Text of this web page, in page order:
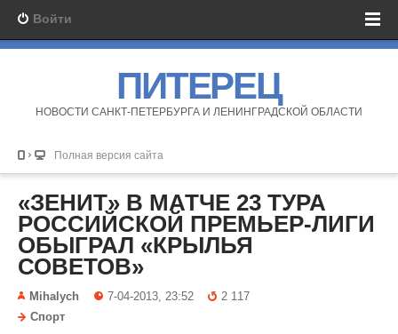
Войти
ПИТЕРЕЦ
НОВОСТИ САНКТ-ПЕТЕРБУРГА И ЛЕНИНГРАДСКОЙ ОБЛАСТИ
Полная версия сайта
«ЗЕНИТ» В МАТЧЕ 23 ТУРА
РОССИЙСКОЙ ПРЕМЬЕР-ЛИГИ
ОБЫГРАЛ «КРЫЛЬЯ
СОВЕТОВ»
Mihalych 7-04-2013, 23:52
2 117
Спорт